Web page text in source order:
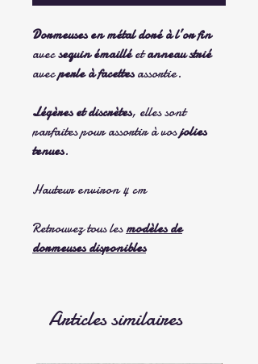
Dormeuses en métal doré à l’or fin
avecsequin émailléetanneau strié
avecperle à facettesassortie.
Légères et discrètes, elles sont
parfaites pour assortir à vosjolies
tenues.
Hauteur environ 4 cm
Retrouvez tous lesmodèles de
dormeuses disponibles
Articles similaires